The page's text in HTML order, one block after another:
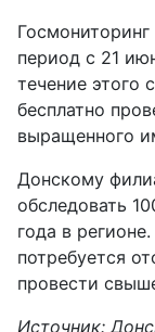
период с 21
течение этого
бесплатно
выращенного
Донскому
обследовать
года в
потребуется
провести
Источник: